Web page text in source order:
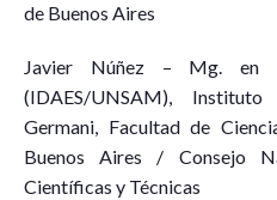
de Buenos Aires
Javier Núñez – Mg. en
(IDAES/UNSAM),
Germani, Facultad de
Buenos Aires / Consejo
Científicas y Técnicas